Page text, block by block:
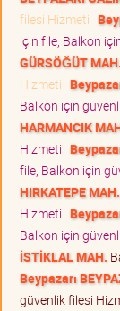
filesi Hizmeti
için file, Balkon
GÜRSÖĞÜT MAH.
Hizmeti
Balkon için
HARMANCIK
Hizmeti
file, Balkon için
HIRKATEPE MAH.
Hizmeti
Balkon için
İSTİKLAL MAH.
Beypazarı
güvenlik filesi